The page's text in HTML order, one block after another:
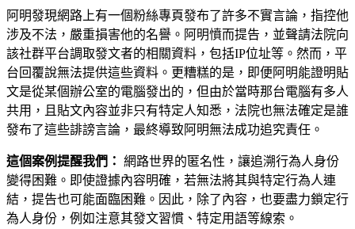
阿明發現網路上有一個粉絲專頁發布了許多不實言論，指控他
涉及不法，嚴重損害他的名譽。阿明憤而提告，並聲請法院向
該社群平台調取發文者的相關資料，包括IP位址等。然而，平
台回覆說無法提供這些資料。更糟糕的是，即便阿明能證明貼
文是從某個辦公室的電腦發出的，但由於當時那台電腦有多人
共用，且貼文內容並非只有特定人知悉，法院也無法確定是誰
發布了這些誹謗言論，最終導致阿明無法成功追究責任。
這個案例提醒我們： 網路世界的匿名性，讓追溯行為人身份
變得困難。即使證據內容明確，若無法將其與特定行為人連
結，提告也可能面臨困難。因此，除了內容，也要盡力鎖定行
為人身份，例如注意其發文習慣、特定用語等線索。